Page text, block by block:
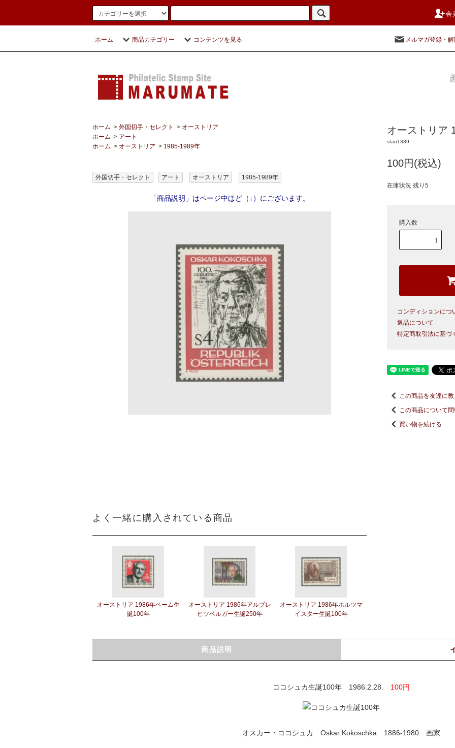
会
ホーム 商品カテゴリー コンテンツを見る メルマガ登録・
ホーム > 外国切手・セレクト > オーストリア
ホーム > アート
ホーム > オーストリア > 1985-1989年
外国切手・セレクト アート オーストリア 1985-1989年
「商品説明」はページ中ほど（↓）にございます。
よく一緒に購入されている商品
オーストリア 1986年ベーム生
誕100年
オーストリア 1986年アルブレ
ヒツベルガー生誕250年
オーストリア 1986年ホルツマ
イスター生誕100年
オーストリア
stau1339
100円(税込)
在庫状況 残り5
購入数
コンディションにつ
返品について
特定商取引法に基づ
この商品を友達に
この商品について
買い物を続ける
商品説明
ココシュカ生誕100年 1986.2.28. 100円
オスカー・ココシュカ Oskar Kokoschka 1886-1980 画家